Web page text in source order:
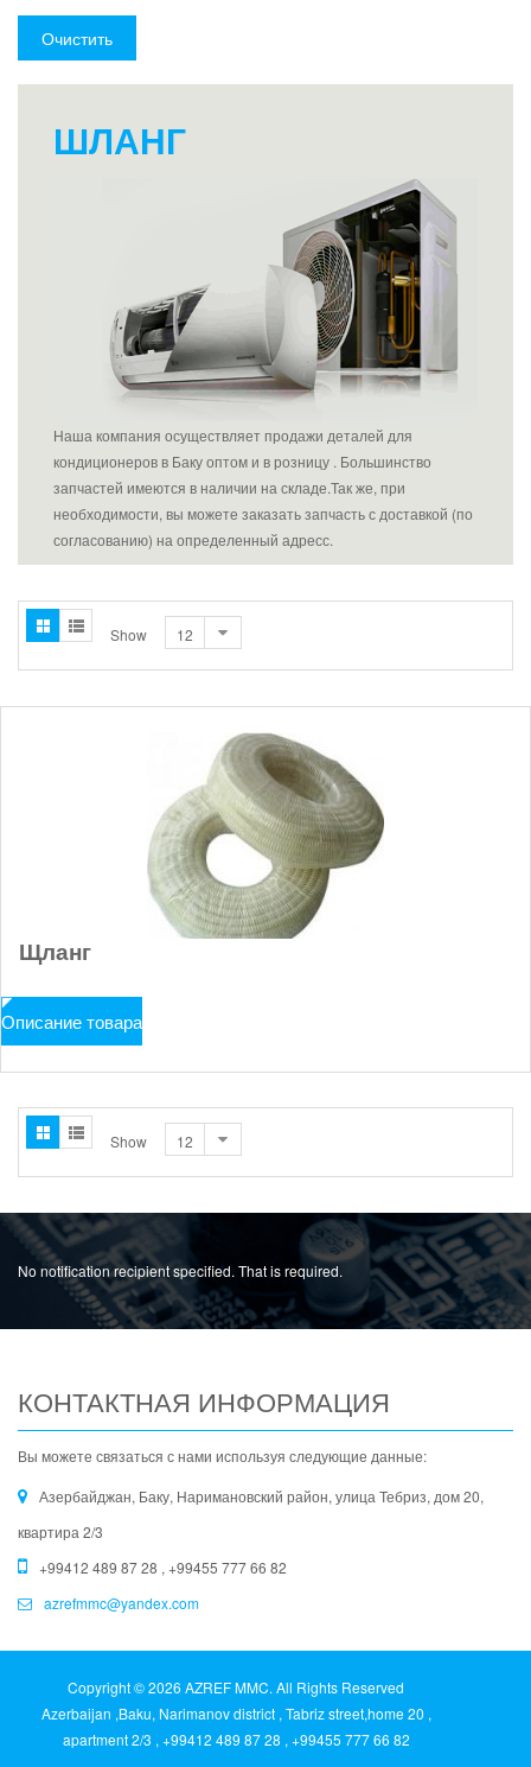
Очистить
ШЛАНГ
Наша компания осуществляет продажи деталей для
кондиционеров в Баку оптом и в розницу . Большинство
запчастей имеются в наличии на складе.Так же, при
необходимости, вы можете заказать запчасть с доставкой (по
согласованию) на определенный адресс.
Show
Щланг
Описание товара
Show
No notification recipient specified. That is required.
КОНТАКТНАЯ ИНФОРМАЦИЯ
Вы можете связаться с нами используя следующие данные:
Азербайджан, Баку, Наримановский район, улица Тебриз, дом 20,
квартира 2/3
+99412 489 87 28 , +99455 777 66 82
azrefmmc@yandex.com
Copyright © 2026 AZREF MMC. All Rights Reserved
Azerbaijan ,Baku, Narimanov district , Tabriz street,home 20 ,
apartment 2/3 , +99412 489 87 28 , +99455 777 66 82